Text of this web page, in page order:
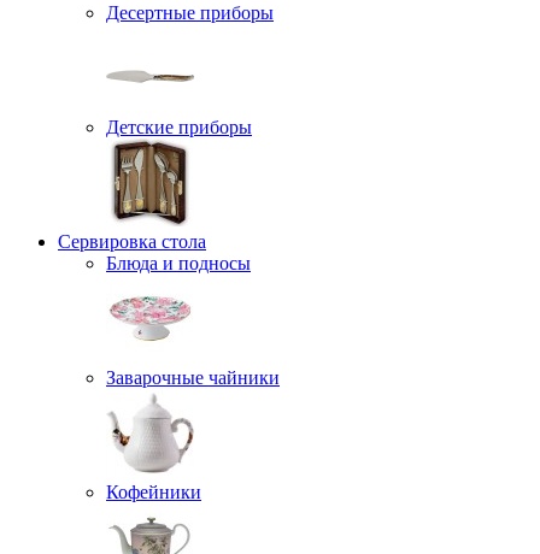
Десертные приборы
Детские приборы
Сервировка стола
Блюда и подносы
Заварочные чайники
Кофейники